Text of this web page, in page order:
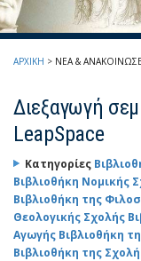
ΑΡΧΙΚΗ > ΝΕΑ &
Διεξαγωγή
LeapSpace
Κατηγορίες
Βιβλιοθήκη Νομικής
Βιβλιοθήκη της
Θεολογικής Σχολής
Αγωγής Βιβλιοθήκη
Βιβλιοθήκη της